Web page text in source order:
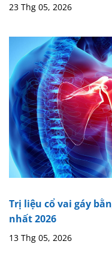
23 Thg 05, 2026
Trị liệu cổ vai gáy
nhất 2026
13 Thg 05, 2026